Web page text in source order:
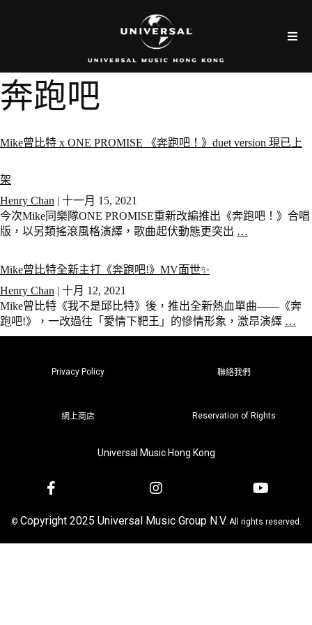
奔跑吧
Mike曾比特 x ONE PROMISE 《奔跑吧！》duet version 現已上
架
Henry Chan | 十一月 15, 2021
今次Mike同樂隊ONE PROMISE重新改編推出《奔跑吧！》合唱
版，以另類搖滾風格演繹，歌曲起伏動態更突出 …
Mike曾比特全新主打《奔跑吧!》MV面世✨
Henry Chan | 十月 12, 2021
Mike曾比特《我不是邱比特》後，推出全新熱血單曲——《奔
跑吧!》，一改過往「愛情下靶王」的慘情形象，激昂演繹 …
Privacy Policy 聯絡我們
網上商店 Reservation of Rights
Universal Music Hong Kong
© Copyright 2025 Universal Music Group N.V. All rights reserved.